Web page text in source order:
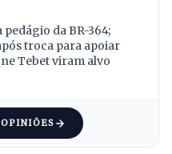
da BR-364;
troca para apoiar
Tebet viram alvo